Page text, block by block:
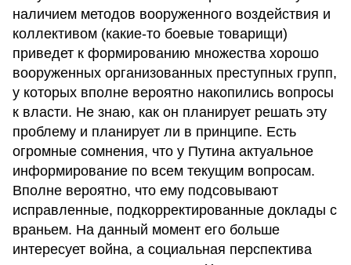
наличием методов вооруженного воздействия и
коллективом (какие-то боевые товарищи)
приведет к формированию множества хорошо
вооруженных организованных преступных групп,
у которых вполне вероятно накопились вопросы
к власти. Не знаю, как он планирует решать эту
проблему и планирует ли в принципе. Есть
огромные сомнения, что у Путина актуальное
информирование по всем текущим вопросам.
Вполне вероятно, что ему подсовывают
исправленные, подкорректированные доклады с
враньем. На данный момент его больше
интересует война, а социальная перспектива